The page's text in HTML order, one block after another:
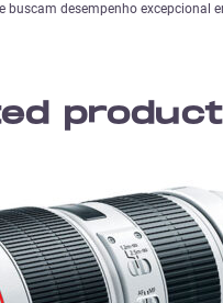
buscam desempenho excepcional